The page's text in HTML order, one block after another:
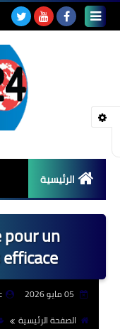
الرئيسية
pour un
الصفحة الرئيسية